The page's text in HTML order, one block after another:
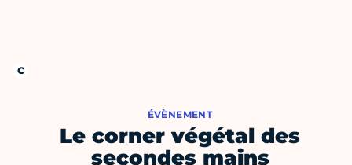
ÉVÈNEMENT
Le corner végétal des
secondes mains